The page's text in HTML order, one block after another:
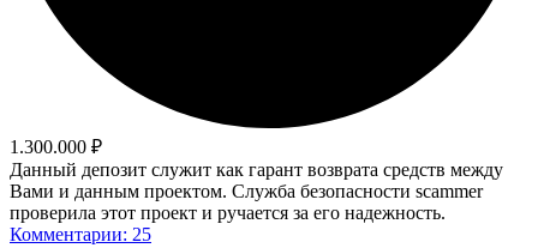
1.300.000 ₽
Данный депозит служит как гарант возврата средств между
Вами и данным проектом. Служба безопасности scammer
проверила этот проект и ручается за его надежность.
Комментарии: 25